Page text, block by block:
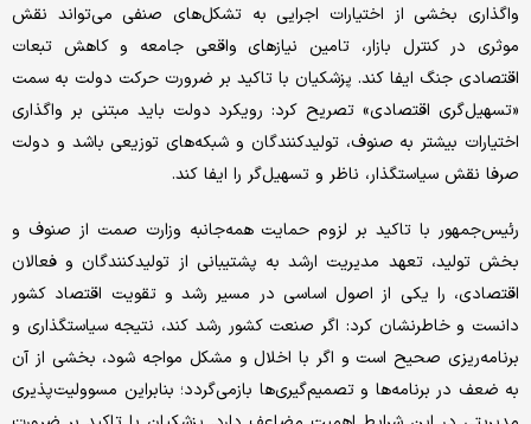
واگذاری بخشی از اختیارات اجرایی به تشکل‌های صنفی می‌تواند نقش
موثری در کنترل بازار، تامین نیازهای واقعی جامعه و کاهش تبعات
اقتصادی جنگ ایفا کند. پزشکیان با تاکید بر ضرورت حرکت دولت به سمت
«تسهیل‌گری اقتصادی» تصریح کرد: رویکرد دولت باید مبتنی بر واگذاری
اختیارات بیشتر به صنوف، تولیدکنندگان و شبکه‌های توزیعی باشد و دولت
صرفا نقش سیاستگذار، ناظر و تسهیل‌گر را ایفا کند.
رئیس‌جمهور با تاکید بر لزوم حمایت همه‌جانبه وزارت صمت از صنوف و
بخش تولید، تعهد مدیریت ارشد به پشتیبانی از تولیدکنندگان و فعالان
اقتصادی، را یکی از اصول اساسی در مسیر رشد و تقویت اقتصاد کشور
دانست و خاطرنشان کرد: اگر صنعت کشور رشد کند، نتیجه سیاستگذاری و
برنامه‌ریزی صحیح است و اگر با اخلال و مشکل مواجه شود، بخشی از آن
به ضعف در برنامه‌ها و تصمیم‌گیری‌ها بازمی‌گردد؛ بنابراین مسوولیت‌پذیری